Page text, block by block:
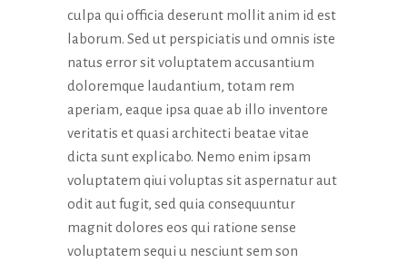
culpa qui officia deserunt mollit anim id est
laborum. Sed ut perspiciatis und omnis iste
natus error sit voluptatem accusantium
doloremque laudantium, totam rem
aperiam, eaque ipsa quae ab illo inventore
veritatis et quasi architecti beatae vitae
dicta sunt explicabo. Nemo enim ipsam
voluptatem qiui voluptas sit aspernatur aut
odit aut fugit, sed quia consequuntur
magnit dolores eos qui ratione sense
voluptatem sequi u nesciunt sem son